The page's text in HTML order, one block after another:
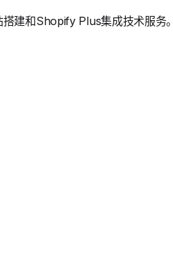
建和Shopify Plus集成技术服务